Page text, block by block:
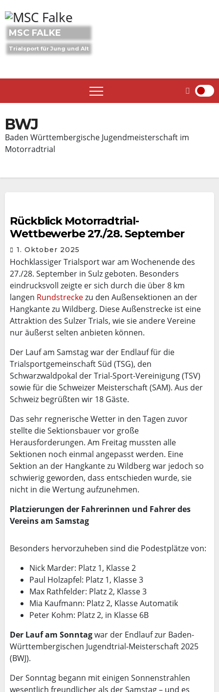
to
content
MSC FALKE
Trialsport für Jung und Alt
BWJ
Baden Württembergische Jugendmeisterschaft im
Motorradtrial
Rückblick Motorradtrial-
Wettbewerbe 27./28. September
1. Oktober 2025
Hochklassiger Trialsport war am Wochenende des
27./28. September in Sulz geboten. Besonders
eindrucksvoll zeigte er sich durch die über 8 km
langen Rundstreckezu den Außensektionen an der
Hangkante zu Wildberg. Diese Außenstrecke ist eine
Attraktion des Sulzer Trials, wie sie andere Vereine
nur äußerst selten anbieten können.
Der Lauf am Samstag war der Endlauf für die
Trialsportgemeinschaft Süd (TSG), den
Schwarzwaldpokal der Trial-Sport-Vereinigung (TSV)
sowie für die Schweizer Meisterschaft (SAM). Aus der
Schweiz begrüßten wir 18 Gäste.
Das sehr regnerische Wetter in den Tagen zuvor
stellte die Sektionsbauer vor große
Herausforderungen. Am Freitag mussten alle
Sektionen noch einmal angepasst werden. Eine
Sektion an der Hangkante zu Wildberg war jedoch so
schwierig geworden, dass entschieden wurde, sie
nicht in die Wertung aufzunehmen.
Platzierungen der Fahrerinnen und Fahrer des
Vereins am Samstag
Besonders hervorzuheben sind die Podestplätze von:
Nick Marder: Platz 1, Klasse 2
Paul Holzapfel: Platz 1, Klasse 3
Max Rathfelder: Platz 2, Klasse 3
Mia Kaufmann: Platz 2, Klasse Automatik
Peter Kohm: Platz 2, in Klasse 6B
Der Lauf am Sonntagwar der Endlauf zur Baden-
Württembergischen Jugendtrial-Meisterschaft 2025
(BWJ).
Der Sonntag begann mit einigen Sonnenstrahlen
wesentlich freundlicher als der Samstag – und es